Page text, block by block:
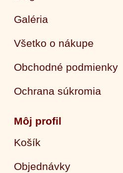
Galéria
Všetko o nákupe
Obchodné podmienky
Ochrana súkromia
Môj profil
Košík
Objednávky